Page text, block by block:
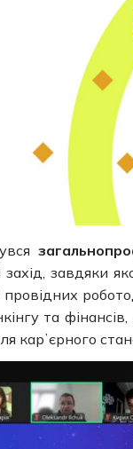
завдяки
та
карʼєрного